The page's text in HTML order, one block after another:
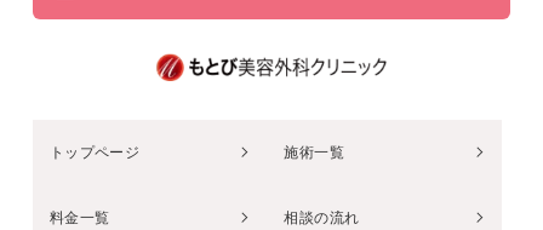
トップページ 施術一覧
料金一覧 相談の流れ